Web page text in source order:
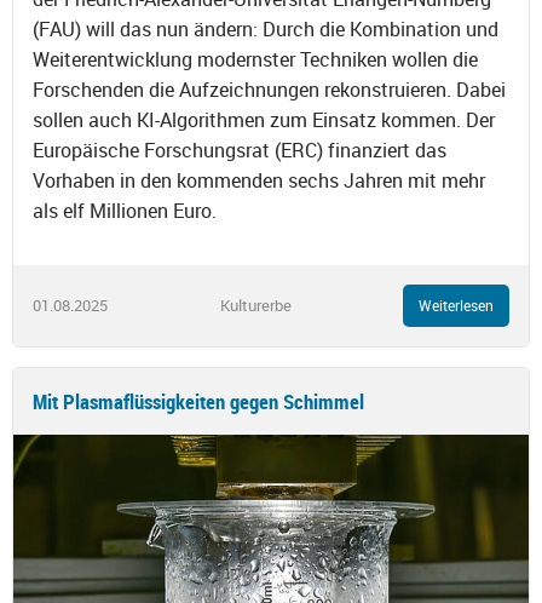
(FAU) will das nun ändern: Durch die Kombination und
Weiterentwicklung modernster Techniken wollen die
Forschenden die Aufzeichnungen rekonstruieren. Dabei
sollen auch KI-Algorithmen zum Einsatz kommen. Der
Europäische Forschungsrat (ERC) finanziert das
Vorhaben in den kommenden sechs Jahren mit mehr
als elf Millionen Euro.
01.08.2025 Kulturerbe Weiterlesen
Mit Plasmaflüssigkeiten gegen Schimmel